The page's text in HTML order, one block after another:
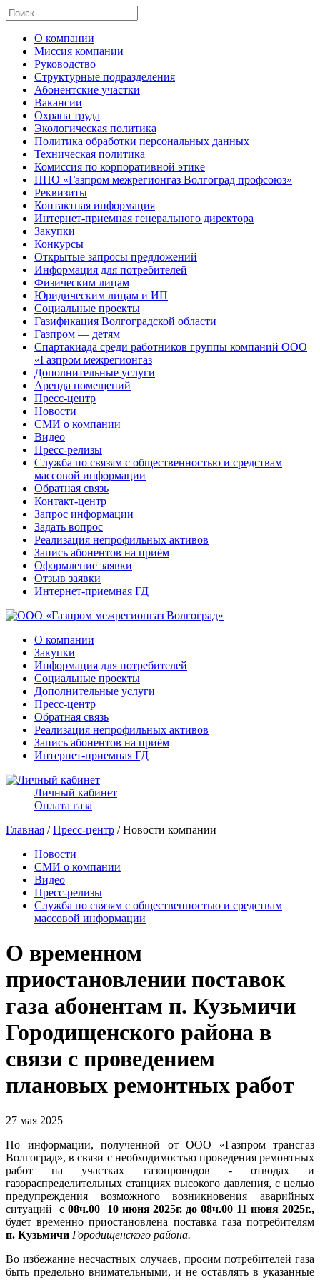
О компании
Миссия компании
Руководство
Структурные подразделения
Абонентские участки
Вакансии
Охрана труда
Экологическая политика
Политика обработки персональных данных
Техническая политика
Комиссия по корпоративной этике
ППО «Газпром межрегионгаз Волгоград профсоюз»
Реквизиты
Контактная информация
Интернет-приемная генерального директора
Закупки
Конкурсы
Открытые запросы предложений
Информация для потребителей
Физическим лицам
Юридическим лицам и ИП
Социальные проекты
Газификация Волгоградской области
Газпром — детям
Спартакиада среди работников группы компаний ООО
«Газпром межрегионгаз
Дополнительные услуги
Аренда помещений
Пресс-центр
Новости
СМИ о компании
Видео
Пресс-релизы
Служба по связям с общественностью и средствам
массовой информации
Обратная связь
Контакт-центр
Запрос информации
Задать вопрос
Реализация непрофильных активов
Запись абонентов на приём
Оформление заявки
Отзыв заявки
Интернет-приемная ГД
О компании
Закупки
Информация для потребителей
Социальные проекты
Дополнительные услуги
Пресс-центр
Обратная связь
Реализация непрофильных активов
Запись абонентов на приём
Интернет-приемная ГД
Личный кабинет
Оплата газа
Главная /Пресс-центр / Новости компании
Новости
СМИ о компании
Видео
Пресс-релизы
Служба по связям с общественностью и средствам
массовой информации
О временном
приостановлении поставок
газа абонентам п. Кузьмичи
Городищенского района в
связи с проведением
плановых ремонтных работ
27 мая 2025
По информации, полученной от ООО «Газпром трансгаз
Волгоград», в связи с необходимостью проведения ремонтных
работ на участках газопроводов - отводах и
газораспределительных станциях высокого давления, с целью
предупреждения возможного возникновения аварийных
ситуаций с 08ч.00 10 июня 2025г. до 08ч.00 11 июня 2025г.,
будет временно приостановлена поставка газа потребителям
п. Кузьмичи Городищенского района.
Во избежание несчастных случаев, просим потребителей газа
быть предельно внимательными, и не оставлять в указанные